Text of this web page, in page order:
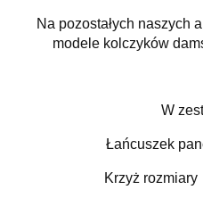
Na pozostałych naszych
modele kolczyków
W
Łańcuszek
Krzyż